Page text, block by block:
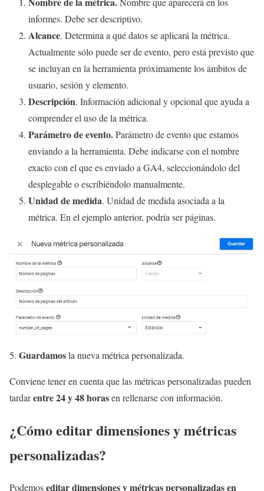
informes. Debe ser descriptivo.
Alcance. Determina a qué datos se aplicará la métrica.
Actualmente sólo puede ser de evento, pero está previsto que
se incluyan en la herramienta próximamente los ámbitos de
usuario, sesión y elemento.
Descripción. Información adicional y opcional que ayuda a
comprender el uso de la métrica.
Parámetro de evento.Parámetro de evento que estamos
enviando a la herramienta. Debe indicarse con el nombre
exacto con el que es enviado a GA4, seleccionándolo del
desplegable o escribiéndolo manualmente.
Unidad de medida. Unidad de medida asociada a la
métrica. En el ejemplo anterior, podría ser páginas.
Guardamosla nueva métrica personalizada.
Conviene tener en cuenta que las métricas personalizadas pueden
tardarentre 24 y 48 horasen rellenarse con información.
¿Cómo editar dimensiones y métricas
personalizadas?
Podemoseditar dimensiones y métricas personalizadas en